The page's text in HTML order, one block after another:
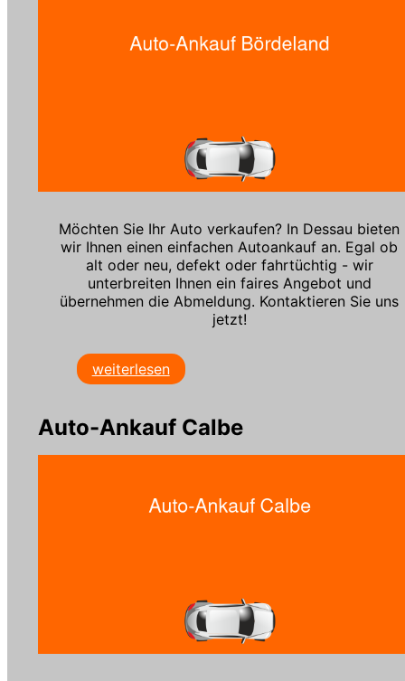
Möchten Sie Ihr Auto verkaufen? In Dessau bieten
wir Ihnen einen einfachen Autoankauf an. Egal ob
alt oder neu, defekt oder fahrtüchtig - wir
unterbreiten Ihnen ein faires Angebot und
übernehmen die Abmeldung. Kontaktieren Sie uns
jetzt!
weiterlesen
Auto-Ankauf Calbe